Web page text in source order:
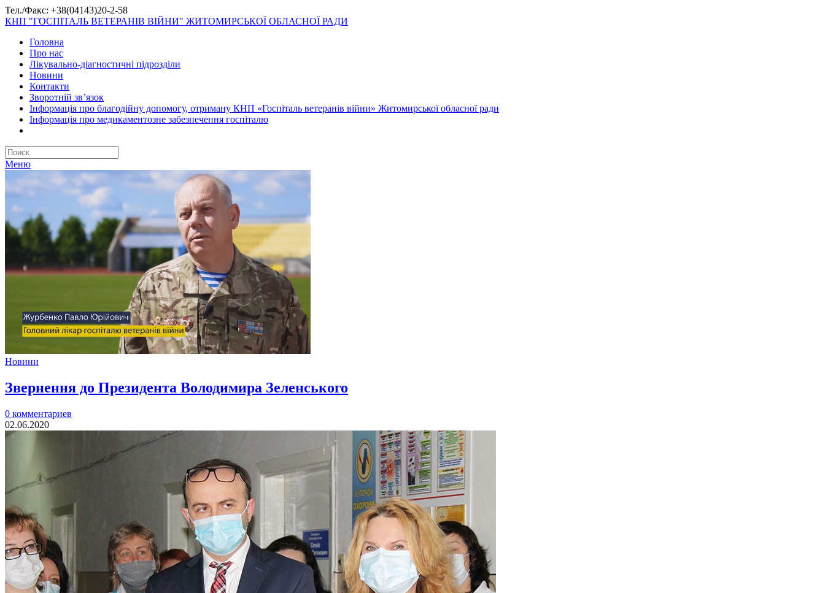
Тел./Факс: +38(04143)20-2-58
КНП "ГОСПІТАЛЬ ВЕТЕРАНІВ ВІЙНИ" ЖИТОМИРСЬКОЇ ОБЛАСНОЇ РАДИ
Головна
Про нас
Лікувально-діагностичні підрозділи
Новини
Контакти
Зворотній зв’язок
Інформація про благодійну допомогу, отриману КНП «Госпіталь ветеранів війни» Житомирської обласної ради
Інформація про медикаментозне забезпечення госпіталю
Меню
Новини
Звернення до Президента Володимира Зеленського
0 комментариев
02.06.2020